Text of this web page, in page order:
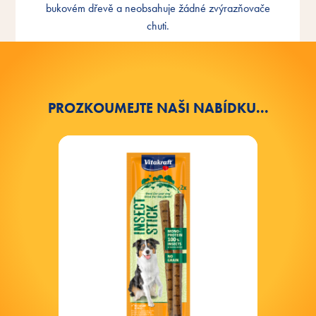
Příchuť
bukovém dřevě a neobsahuje žádné zvýrazňovače
chuti.
PROZKOUMEJTE NAŠI NABÍDKU...